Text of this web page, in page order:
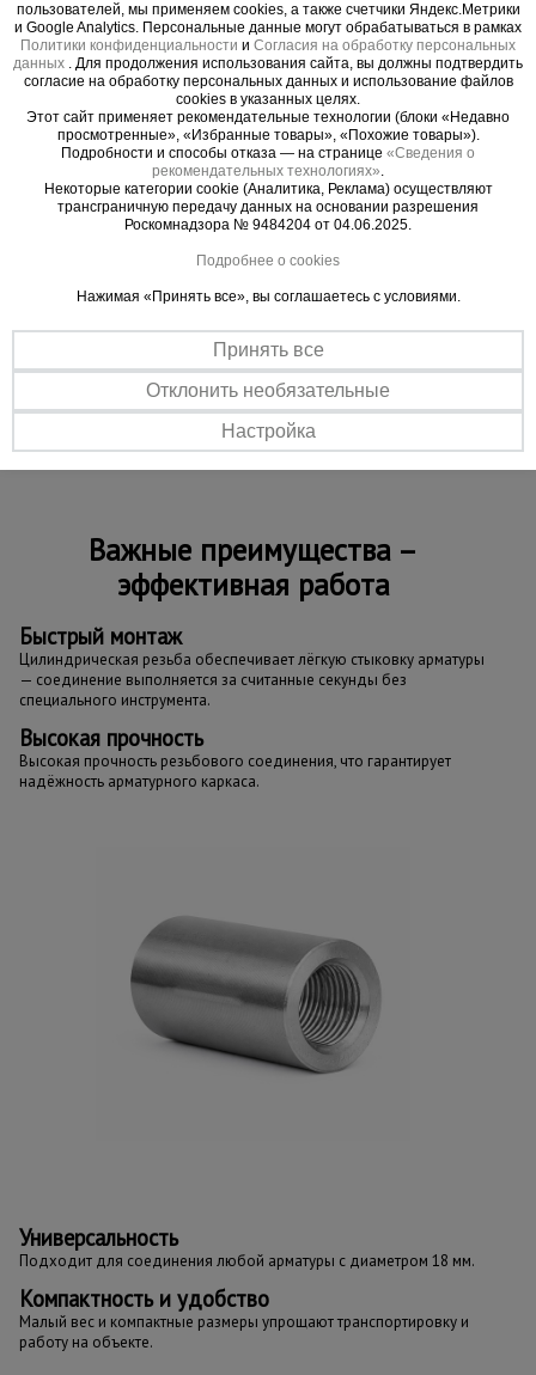
монолитных конструкций, где требуется быстрая
и качественная стыковка арматуры.
Область применения
Монтаж арматурных каркасов фундаментов.
Возведение колонн, стен и монолитных
перекрытий.
Строительство многоэтажных зданий и
промышленных объектов.
Работы, где сварка арматуры запрещена или
Ускоренный монтаж в условиях плотного
Технические характеристики
Диаметр арматуры: 18 мм;
Тип резьбы: цилиндрическая (стандартная);
Важные преимущества –
эффективная работа
Быстрый монтаж
Цилиндрическая резьба обеспечивает лёгкую стыковку арматуры
— соединение выполняется за считанные секунды без
специального инструмента.
Высокая прочность
Высокая прочность резьбового соединения, что гарантирует
надёжность арматурного каркаса.
Универсальность
Подходит для соединения любой арматуры с диаметром 18 мм.
Компактность и удобство
Малый вес и компактные размеры упрощают транспортировку и
работу на объекте.
пользователей, мы применяем cookies, а также счетчики Яндекс.Метрики
и Google Analytics. Персональные данные могут обрабатываться в рамках
Политики конфиденциальности и Согласия на обработку персональных
данных . Для продолжения использования сайта, вы должны подтвердить
согласие на обработку персональных данных и использование файлов
cookies в указанных целях.
Этот сайт применяет рекомендательные технологии (блоки «Недавно
просмотренные», «Избранные товары», «Похожие товары»).
Подробности и способы отказа — на странице «Сведения о
рекомендательных технологиях».
Некоторые категории cookie (Аналитика, Реклама) осуществляют
трансграничную передачу данных на основании разрешения
Роскомнадзора № 9484204 от 04.06.2025.
Подробнее о cookies
Нажимая «Принять все», вы соглашаетесь с условиями.
Принять все
Отклонить необязательные
Настройка